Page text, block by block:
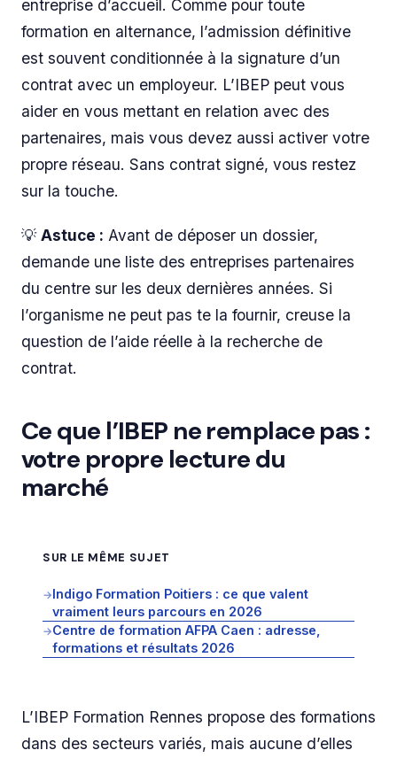
entreprise d’accueil. Comme pour toute
formation en alternance, l’admission définitive
est souvent conditionnée à la signature d’un
contrat avec un employeur. L’IBEP peut vous
aider en vous mettant en relation avec des
partenaires, mais vous devez aussi activer votre
propre réseau. Sans contrat signé, vous restez
sur la touche.
💡Astuce : Avant de déposer un dossier,
demande une liste des entreprises partenaires
du centre sur les deux dernières années. Si
l’organisme ne peut pas te la fournir, creuse la
question de l’aide réelle à la recherche de
contrat.
Ce que l’IBEP ne remplace pas :
votre propre lecture du
marché
SUR LE MÊME SUJET
→Indigo Formation Poitiers : ce que valent
vraiment leurs parcours en 2026
→Centre de formation AFPA Caen : adresse,
formations et résultats 2026
L’IBEP Formation Rennes propose des formations
dans des secteurs variés, mais aucune d’elles